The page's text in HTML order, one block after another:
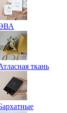
ткань